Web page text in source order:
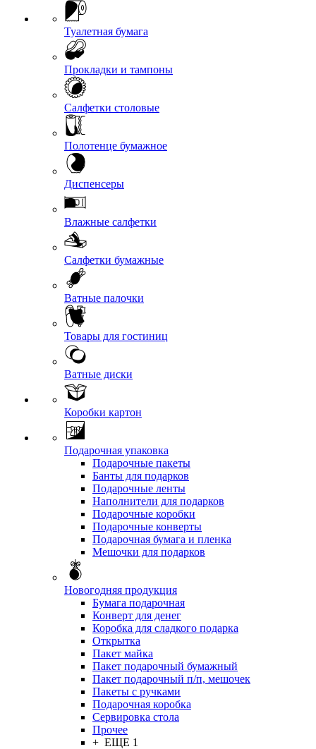
Туалетная бумага
Прокладки и тампоны
Салфетки столовые
Полотенце бумажное
Диспенсеры
Влажные салфетки
Салфетки бумажные
Ватные палочки
Товары для гостиниц
Ватные диски
Коробки картон
Подарочная упаковка
Подарочные пакеты
Банты для подарков
Подарочные ленты
Наполнители для подарков
Подарочные коробки
Подарочные конверты
Подарочная бумага и пленка
Мешочки для подарков
Новогодняя продукция
Бумага подарочная
Конверт для денег
Коробка для сладкого подарка
Открытка
Пакет майка
Пакет подарочный бумажный
Пакет подарочный п/п, мешочек
Пакеты с ручками
Подарочная коробка
Сервировка стола
Прочее
+ ЕЩЕ 1